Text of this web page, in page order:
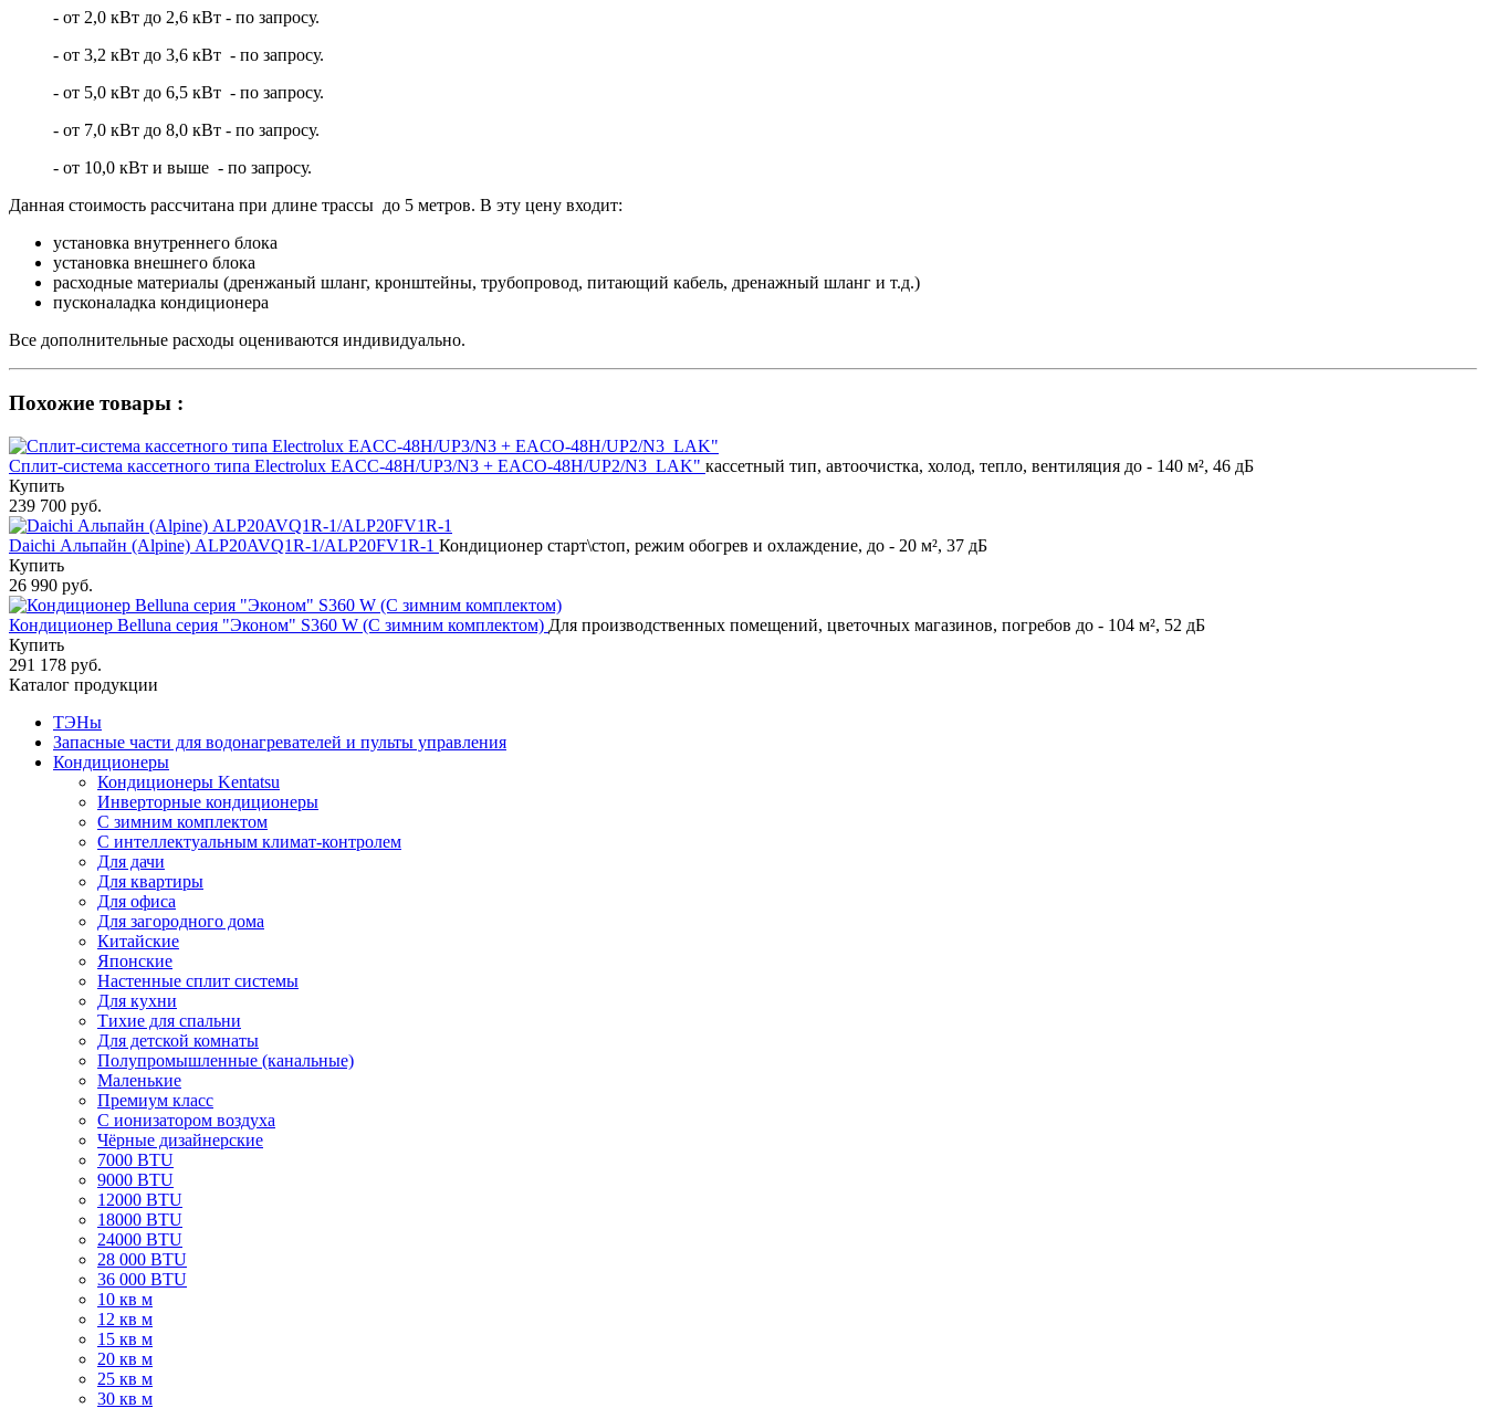
- от 2,0 кВт до 2,6 кВт - по запросу.
- от 3,2 кВт до 3,6 кВт - по запросу.
- от 5,0 кВт до 6,5 кВт - по запросу.
- от 7,0 кВт до 8,0 кВт - по запросу.
- от 10,0 кВт и выше - по запросу.
Данная стоимость рассчитана при длине трассы до 5 метров. В эту цену входит:
установка внутреннего блока
установка внешнего блока
расходные материалы (дренжаный шланг, кронштейны, трубопровод, питающий кабель, дренажный шланг и т.д.)
пусконаладка кондиционера
Все дополнительные расходы оцениваются индивидуально.
Похожие товары :
Сплит-система кассетного типа Electrolux EACС-48H/UP3/N3 + EACO-48H/UP2/N3_LAK" кассетный тип, автоочистка, холод, тепло, вентиляция до - 140 м², 46 дБ
Купить
239 700 руб.
Daichi Альпайн (Alpine) ALP20AVQ1R-1/ALP20FV1R-1 Кондиционер старт\стоп, режим обогрев и охлаждение, до - 20 м², 37 дБ
Купить
26 990 руб.
Кондиционер Belluna серия "Эконом" S360 W (С зимним комплектом) Для производственных помещений, цветочных магазинов, погребов до - 104 м², 52 дБ
Купить
291 178 руб.
Каталог продукции
ТЭНы
Запасные части для водонагревателей и пульты управления
Кондиционеры
Кондиционеры Kentatsu
Инверторные кондиционеры
С зимним комплектом
С интеллектуальным климат-контролем
Для дачи
Для квартиры
Для офиса
Для загородного дома
Китайские
Японские
Настенные сплит системы
Для кухни
Тихие для спальни
Для детской комнаты
Полупромышленные (канальные)
Маленькие
Премиум класс
C ионизатором воздуха
Чёрные дизайнерские
7000 BTU
9000 BTU
12000 BTU
18000 BTU
24000 BTU
28 000 BTU
36 000 BTU
10 кв м
12 кв м
15 кв м
20 кв м
25 кв м
30 кв м